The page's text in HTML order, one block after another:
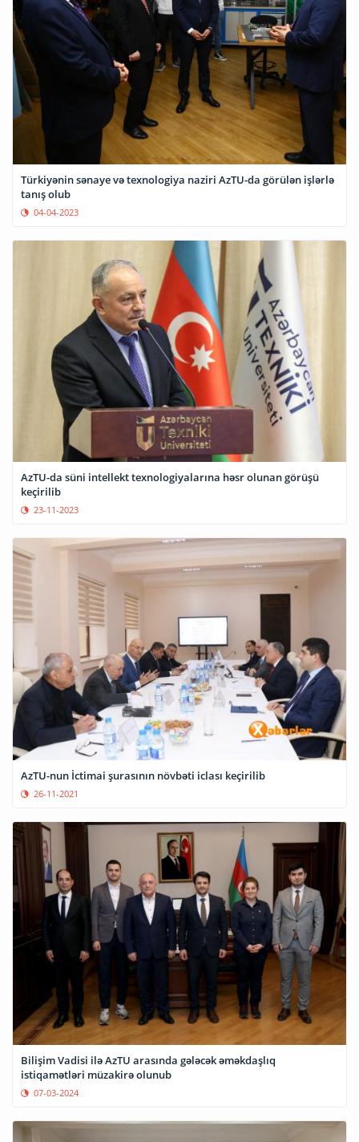
Türkiyənin sənaye və texnologiya naziri AzTU-da görülən işlərlə
tanış olub
04-04-2023
AzTU-da süni intellekt texnologiyalarına həsr olunan görüşü
keçirilib
23-11-2023
AzTU-nun İctimai şurasının növbəti iclası keçirilib
26-11-2021
Bilişim Vadisi ilə AzTU arasında gələcək əməkdaşlıq
istiqamətləri müzakirə olunub
07-03-2024